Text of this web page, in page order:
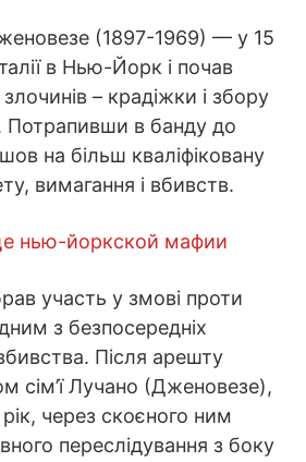
(1897-1969) — у 15
в Нью-Йорк і почав
злочинів – крадіжки і збору
Потрапивши в банду до
на більш кваліфіковану
вимагання і вбивств.
участь у змові проти
з безпосередніх
Після арешту
сім’ї Лучано (Дженовезе),
через скоєного ним
переслідування з боку